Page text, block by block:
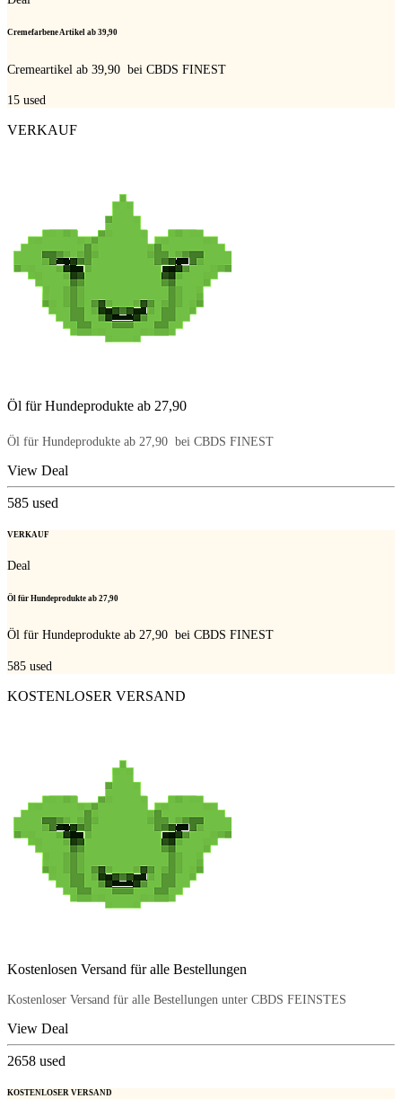
Cremefarbene Artikel ab 39,90 
Cremeartikel ab 39,90  bei CBDS FINEST
15 used
VERKAUF
Öl für Hundeprodukte ab 27,90 
Öl für Hundeprodukte ab 27,90  bei CBDS FINEST
View Deal
585 used
VERKAUF
Deal
Öl für Hundeprodukte ab 27,90 
Öl für Hundeprodukte ab 27,90  bei CBDS FINEST
585 used
KOSTENLOSER VERSAND
Kostenlosen Versand für alle Bestellungen
Kostenloser Versand für alle Bestellungen unter CBDS FEINSTES
View Deal
2658 used
KOSTENLOSER VERSAND